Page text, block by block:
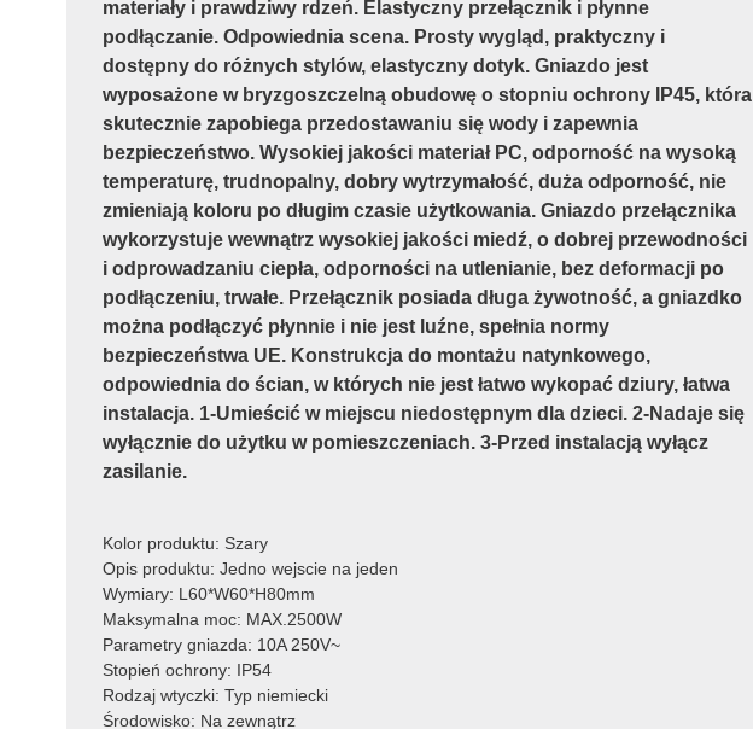
materiały i prawdziwy rdzeń. Elastyczny przełącznik i płynne
podłączanie. Odpowiednia scena. Prosty wygląd, praktyczny i
dostępny do różnych stylów, elastyczny dotyk. Gniazdo jest
wyposażone w bryzgoszczelną obudowę o stopniu ochrony IP45, która
skutecznie zapobiega przedostawaniu się wody i zapewnia
bezpieczeństwo. Wysokiej jakości materiał PC, odporność na wysoką
temperaturę, trudnopalny, dobry wytrzymałość, duża odporność, nie
zmieniają koloru po długim czasie użytkowania. Gniazdo przełącznika
wykorzystuje wewnątrz wysokiej jakości miedź, o dobrej przewodności
i odprowadzaniu ciepła, odporności na utlenianie, bez deformacji po
podłączeniu, trwałe. Przełącznik posiada długa żywotność, a gniazdko
można podłączyć płynnie i nie jest luźne, spełnia normy
bezpieczeństwa UE. Konstrukcja do montażu natynkowego,
odpowiednia do ścian, w których nie jest łatwo wykopać dziury, łatwa
instalacja. 1-Umieścić w miejscu niedostępnym dla dzieci. 2-Nadaje się
wyłącznie do użytku w pomieszczeniach. 3-Przed instalacją wyłącz
zasilanie.
Kolor produktu: Szary
Opis produktu: Jedno wejscie na jeden
Wymiary: L60*W60*H80mm
Maksymalna moc: MAX.2500W
Parametry gniazda: 10A 250V~
Stopień ochrony: IP54
Rodzaj wtyczki: Typ niemiecki
Środowisko: Na zewnątrz